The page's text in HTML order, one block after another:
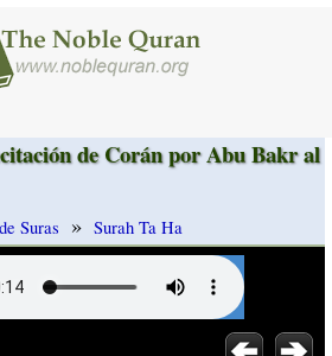
de Corán por Abu Bakr al
Suras » Surah Ta Ha